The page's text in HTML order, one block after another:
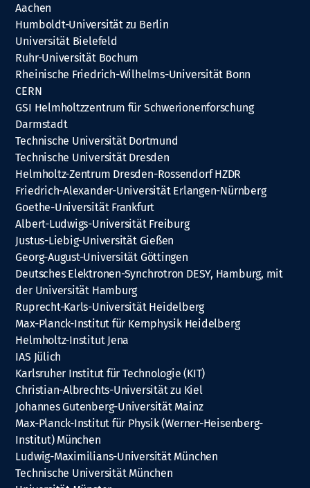
Aachen
Humboldt-Universität zu Berlin
Universität Bielefeld
Ruhr-Universität Bochum
Rheinische Friedrich-Wilhelms-Universität Bonn
CERN
GSI Helmholtzzentrum für Schwerionenforschung
Darmstadt
Technische Universität Dortmund
Technische Universität Dresden
Helmholtz-Zentrum Dresden-Rossendorf HZDR
Friedrich-Alexander-Universität Erlangen-Nürnberg
Goethe-Universität Frankfurt
Albert-Ludwigs-Universität Freiburg
Justus-Liebig-Universität Gießen
Georg-August-Universität Göttingen
Deutsches Elektronen-Synchrotron DESY, Hamburg, mit
der Universität Hamburg
Ruprecht-Karls-Universität Heidelberg
Max-Planck-Institut für Kernphysik Heidelberg
Helmholtz-Institut Jena
IAS Jülich
Karlsruher Institut für Technologie (KIT)
Christian-Albrechts-Universität zu Kiel
Johannes Gutenberg-Universität Mainz
Max-Planck-Institut für Physik (Werner-Heisenberg-
Institut) München
Ludwig-Maximilians-Universität München
Technische Universität München